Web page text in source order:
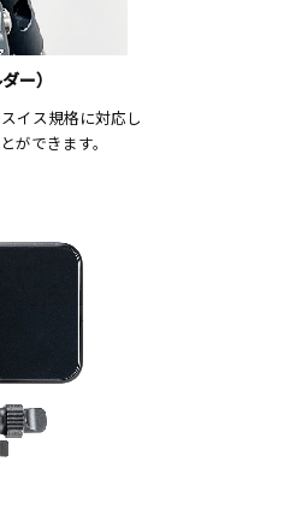
ー）
イス規格に対応し
ができます。